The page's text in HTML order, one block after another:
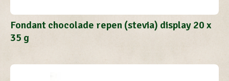
Fondant chocolade repen (stevia) display 20 x
35 g